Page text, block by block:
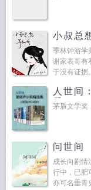
小叔总
季林钟游学
谢家表哥有
于没有证据
人世间
册）
茅盾文学奖
问世间
成长向剧情
行中，已肥
亦可名垂青